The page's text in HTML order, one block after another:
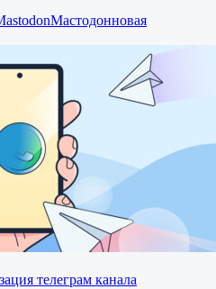
Мастодонновая
телеграм канала